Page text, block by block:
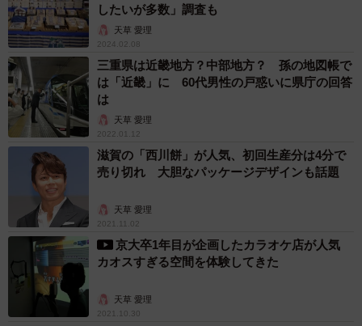
したいが多数」調査も
天草 愛理
2024.02.08
三重県は近畿地方？中部地方？ 孫の地図帳で
は「近畿」に 60代男性の戸惑いに県庁の回答
は
天草 愛理
2022.01.12
滋賀の「西川餅」が人気、初回生産分は4分で
売り切れ 大胆なパッケージデザインも話題
天草 愛理
2021.11.02
京大卒1年目が企画したカラオケ店が人気
カオスすぎる空間を体験してきた
天草 愛理
2021.10.30